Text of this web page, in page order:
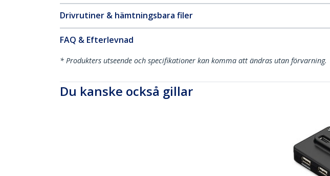
Drivrutiner & hämtningsbara filer
FAQ & Efterlevnad
* Produkters utseende och specifikationer kan komma att ändras utan förvarning.
Du kanske också gillar